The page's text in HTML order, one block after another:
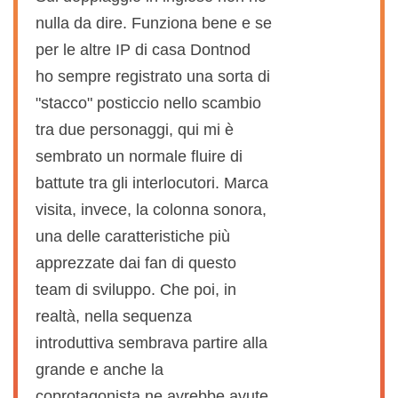
nulla da dire. Funziona bene e se
per le altre IP di casa Dontnod
ho sempre registrato una sorta di
"stacco" posticcio nello scambio
tra due personaggi, qui mi è
sembrato un normale fluire di
battute tra gli interlocutori. Marca
visita, invece, la colonna sonora,
una delle caratteristiche più
apprezzate dai fan di questo
team di sviluppo. Che poi, in
realtà, nella sequenza
introduttiva sembrava partire alla
grande e anche la